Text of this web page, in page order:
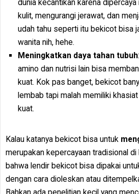
dunia kecantikan karena
kulit, mengurangi jerawat, dan
udah tahu seperti itu bekicot bisa
wanita nih, hehe.
Meningkatkan daya tahan tubuh
amino dan nutrisi lain bisa
kuat. Kok pas banget, bekicot
lembab tapi malah memiliki
kuat.
Kalau katanya bekicot bisa untuk
merupakan kepercayaan tradisional
bahwa lendir bekicot bisa dipakai
dengan cara dioleskan atau